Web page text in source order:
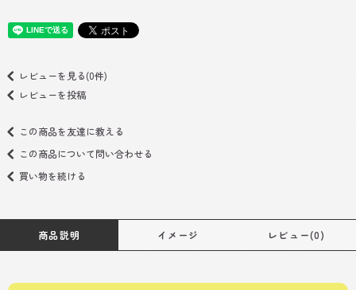
レビューを見る(0件)
レビューを投稿
この商品を友達に教える
この商品について問い合わせる
買い物を続ける
商品説明 イメージ レビュー(0)